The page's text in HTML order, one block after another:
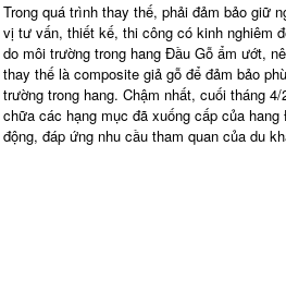
Trong quá trình thay thế, phải đảm bảo giữ
vị tư vấn, thiết kế, thi công có kinh nghiêm
do môi trường trong hang Đầu Gỗ ẩm ướt,
thay thế là composite giả gỗ để đảm bảo
trường trong hang. Chậm nhất, cuối tháng
chữa các hạng mục đã xuống cấp của
động, đáp ứng nhu cầu tham quan của du